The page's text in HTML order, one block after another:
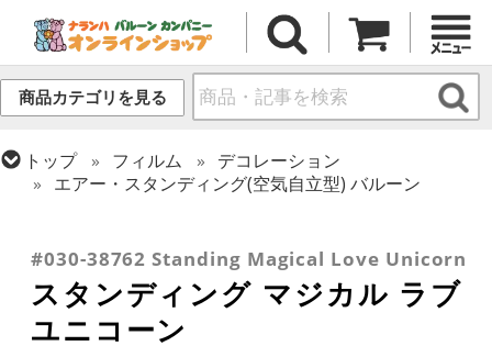
商品カテゴリを見る
トップ フィルム
デコレーション
エアー・スタンディング(空気自立型) バルーン
#030-38762 Standing Magical Love Unicorn
スタンディング マジカル ラブ
ユニコーン